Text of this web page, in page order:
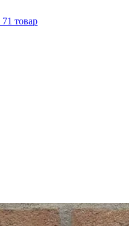
71 товар